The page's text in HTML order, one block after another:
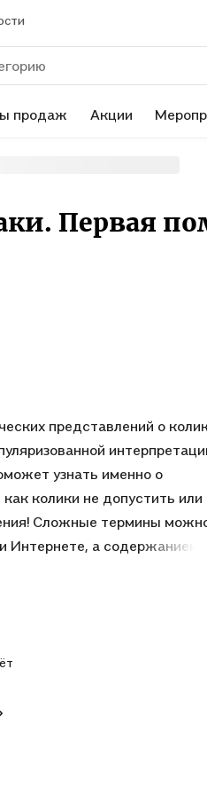
продаж Акции
Первая
представлений о
узнать именно о
колики не допустить или
Сложные термины
Интернете, а содержанием
и лечить колики у лошадей
лошадей,
ветеринарного
спортсменов,
основные анатомо-